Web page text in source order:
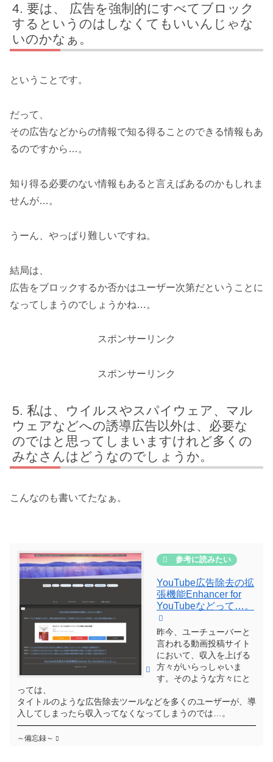
要は、 広告を強制的にすべてブロック
するというのはしなくてもいいんじゃな
いのかなぁ。
ということです。
だって、
その広告などからの情報で知る得ることのできる情報もあ
るのですから…。
知り得る必要のない情報もあると言えばあるのかもしれま
せんが…。
うーん、やっぱり難しいですね。
結局は、
広告をブロックするか否かはユーザー次第だということに
なってしまうのでしょうかね…。
スポンサーリンク
スポンサーリンク
私は、ウイルスやスパイウェア、マル
ウェアなどへの誘導広告以外は、必要な
のではと思ってしまいますけれど多くの
みなさんはどうなのでしょうか。
こんなのも書いてたなぁ。
YouTube広告除去の拡
張機能Enhancer for
YouTubeなどって…。
昨今、ユーチューバーと
言われる動画投稿サイト
において、収入を上げる
方々がいらっしゃいま
す。そのような方々にと
っては、
タイトルのような広告除去ツールなどを多くのユーザーが、導
入してしまったら収入ってなくなってしまうのでは…。
～備忘録～